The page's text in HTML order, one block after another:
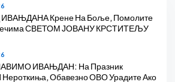
ИВАЊДАНА Крене На Боље, Помолите
СВЕТОМ ЈОВАНУ КРСТИТЕЉУ
ИВАЊДАН: На Празник
Нероткиња, Обавезно ОВО Урадите Ако